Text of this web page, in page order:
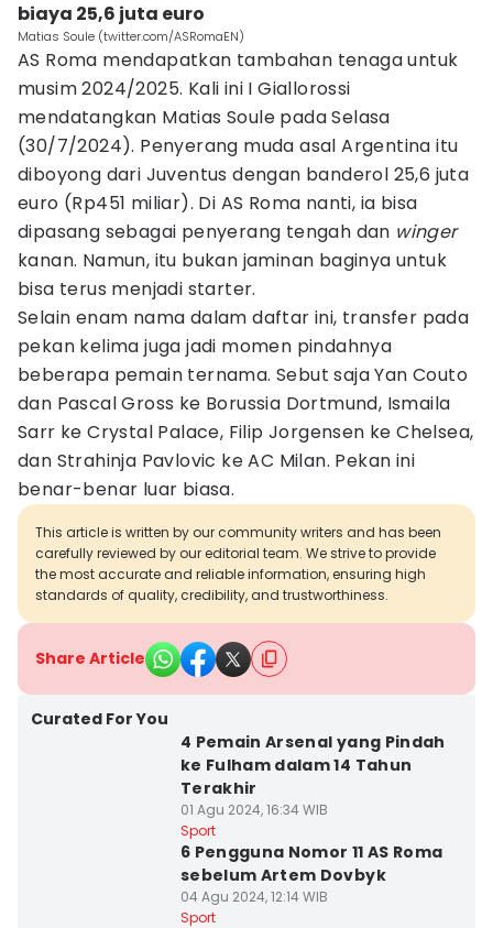
biaya 25,6 juta euro
Matias Soule (twitter.com/ASRomaEN)
AS Roma mendapatkan tambahan tenaga untuk
musim 2024/2025. Kali ini I Giallorossi
mendatangkan Matias Soule pada Selasa
(30/7/2024). Penyerang muda asal Argentina itu
diboyong dari Juventus dengan banderol 25,6 juta
euro (Rp451 miliar). Di AS Roma nanti, ia bisa
dipasang sebagai penyerang tengah dan winger
kanan. Namun, itu bukan jaminan baginya untuk
bisa terus menjadi starter.
Selain enam nama dalam daftar ini, transfer pada
pekan kelima juga jadi momen pindahnya
beberapa pemain ternama. Sebut saja Yan Couto
dan Pascal Gross ke Borussia Dortmund, Ismaila
Sarr ke Crystal Palace, Filip Jorgensen ke Chelsea,
dan Strahinja Pavlovic ke AC Milan. Pekan ini
benar-benar luar biasa.
This article is written by our community writers and has been
carefully reviewed by our editorial team. We strive to provide
the most accurate and reliable information, ensuring high
standards of quality, credibility, and trustworthiness.
Share Article
Curated For You
4 Pemain Arsenal yang Pindah
ke Fulham dalam 14 Tahun
Terakhir
01 Agu 2024, 16:34 WIB
Sport
6 Pengguna Nomor 11 AS Roma
sebelum Artem Dovbyk
04 Agu 2024, 12:14 WIB
Sport